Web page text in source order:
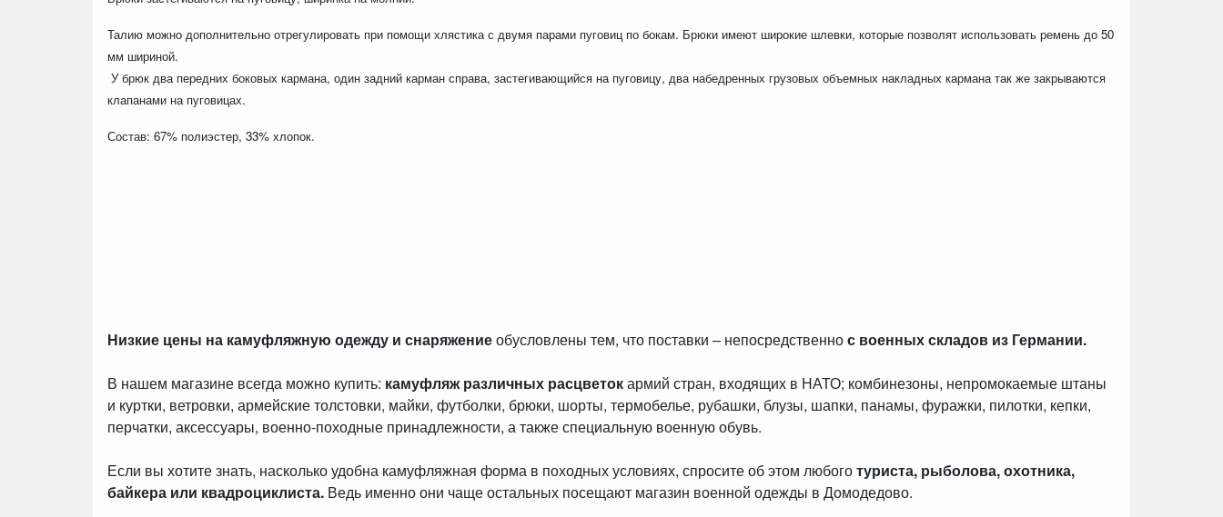
Талию можно дополнительно отрегулировать при помощи хлястика с двумя парами пуговиц по бокам. Брюки имеют широкие шлевки, которые позволят использовать ремень до 50
мм шириной.
У брюк два передних боковых кармана, один задний карман справа, застегивающийся на пуговицу, два набедренных грузовых объемных накладных кармана так же закрываются
клапанами на пуговицах.
Состав: 67% полиэстер, 33% хлопок.
Низкие цены на камуфляжную одежду и снаряжениеобусловлены тем, что поставки – непосредственнос военных складов из Германии.
В нашем магазине всегда можно купить: камуфляж различных расцветокармий стран, входящих в НАТО; комбинезоны, непромокаемые штаны
и куртки, ветровки, армейские толстовки, майки, футболки, брюки, шорты, термобелье, рубашки, блузы, шапки, панамы, фуражки, пилотки, кепки,
перчатки, аксессуары, военно-походные принадлежности, а также специальную военную обувь.
Если вы хотите знать, насколько удобна камуфляжная форма в походных условиях, спросите об этом любоготуриста, рыболова, охотника,
байкера или квадроциклиста. Ведь именно они чаще остальных посещают магазин военной одежды в Домодедово.